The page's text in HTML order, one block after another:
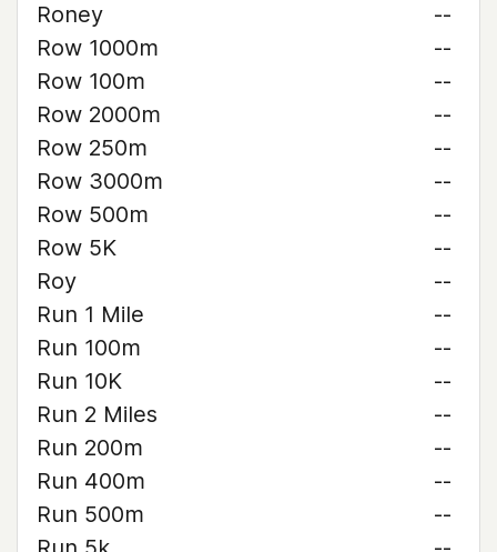
Roney
--
Row 1000m
--
Row 100m
--
Row 2000m
--
Row 250m
--
Row 3000m
--
Row 500m
--
Row 5K
--
Roy
--
Run 1 Mile
--
Run 100m
--
Run 10K
--
Run 2 Miles
--
Run 200m
--
Run 400m
--
Run 500m
--